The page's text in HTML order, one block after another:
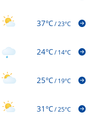
37°C/23°C
24°C/14°C
25°C/19°C
31°C/25°C